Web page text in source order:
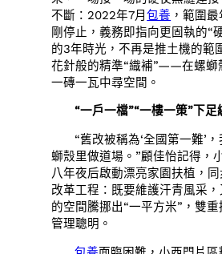
不斷：2022年7月包養 ，範圍
剛停止，義務即指向更固執的“
的3年時光，不再是推土機的範
花針般的精準“織補”——在螺螄
一磚一瓦中尋空間。
“一戶一檔”“一樓一策”下足
“舊改被稱為‘全國第一難’
螄殼里做道場。”顧佳怡記得，
八年夜后啟動漂亮家園扶植，
改革工程：既要維護汗青風采
的空間騰挪出“一平方米”，雙
管理聰明。